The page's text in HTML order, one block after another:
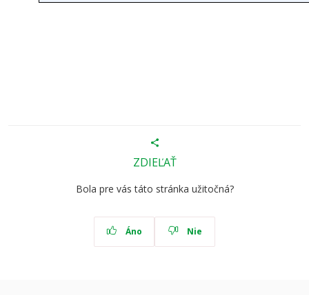
ZDIEĽAŤ
Bola pre vás táto stránka užitočná?
Áno Nie